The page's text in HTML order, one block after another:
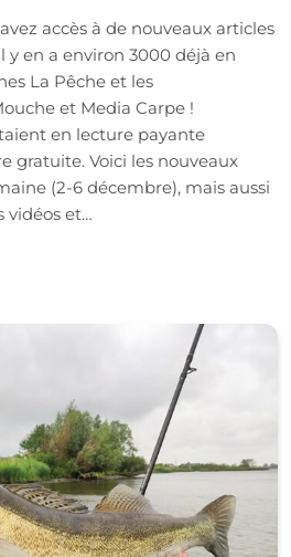
accès à de nouveaux articles
en a environ 3000 déjà en
La Pêche et les
et Media Carpe !
en lecture payante
gratuite. Voici les nouveaux
(2-6 décembre), mais aussi
vidéos et…